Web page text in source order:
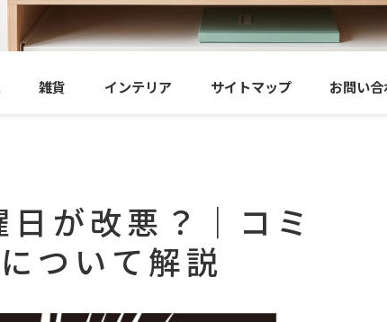
雑貨 インテリア サイトマップ お問い
が改悪？｜コミ
ついて解説